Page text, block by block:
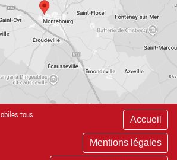
tous
Accueil
Mentions légales